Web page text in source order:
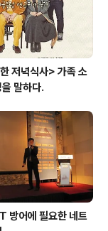
저녁식사> 가족 소
말하다.
방어에 필요한 네트